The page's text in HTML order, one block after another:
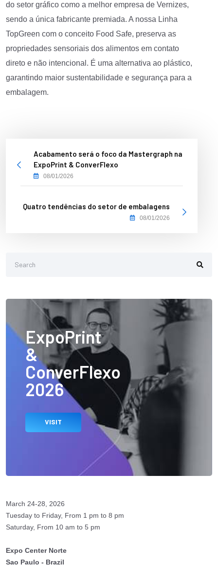
do setor gráfico como a melhor empresa de Vernizes,
sendo a única fabricante premiada. A nossa Linha
TopGreen com o conceito Food Safe, preserva as
propriedades sensoriais dos alimentos em contato
direto e não intencional. É uma alternativa ao plástico,
garantindo maior sustentabilidade e segurança para a
embalagem.
Acabamento será o foco da Mastergraph na
ExpoPrint & ConverFlexo
08/01/2026
Quatro tendências do setor de embalagens
08/01/2026
ExpoPrint
&
ConverFlexo
2026
VISIT
March 24-28, 2026
Tuesday to Friday, From 1 pm to 8 pm
Saturday, From 10 am to 5 pm
Expo Center Norte
Sao Paulo - Brazil